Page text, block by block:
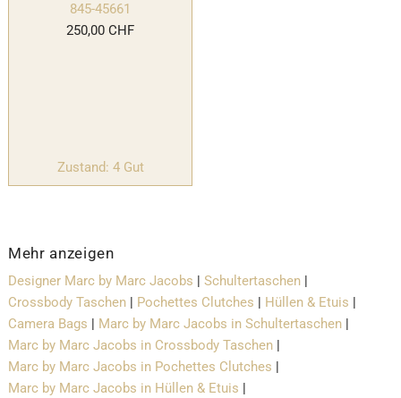
845-45661
250,00 CHF
Zustand: 4 Gut
Mehr anzeigen
Designer Marc by Marc Jacobs Schultertaschen
Crossbody Taschen
Pochettes Clutches Hüllen & Etuis
Camera Bags
Marc by Marc Jacobs in Schultertaschen
Marc by Marc Jacobs in Crossbody Taschen
Marc by Marc Jacobs in Pochettes Clutches
Marc by Marc Jacobs in Hüllen & Etuis